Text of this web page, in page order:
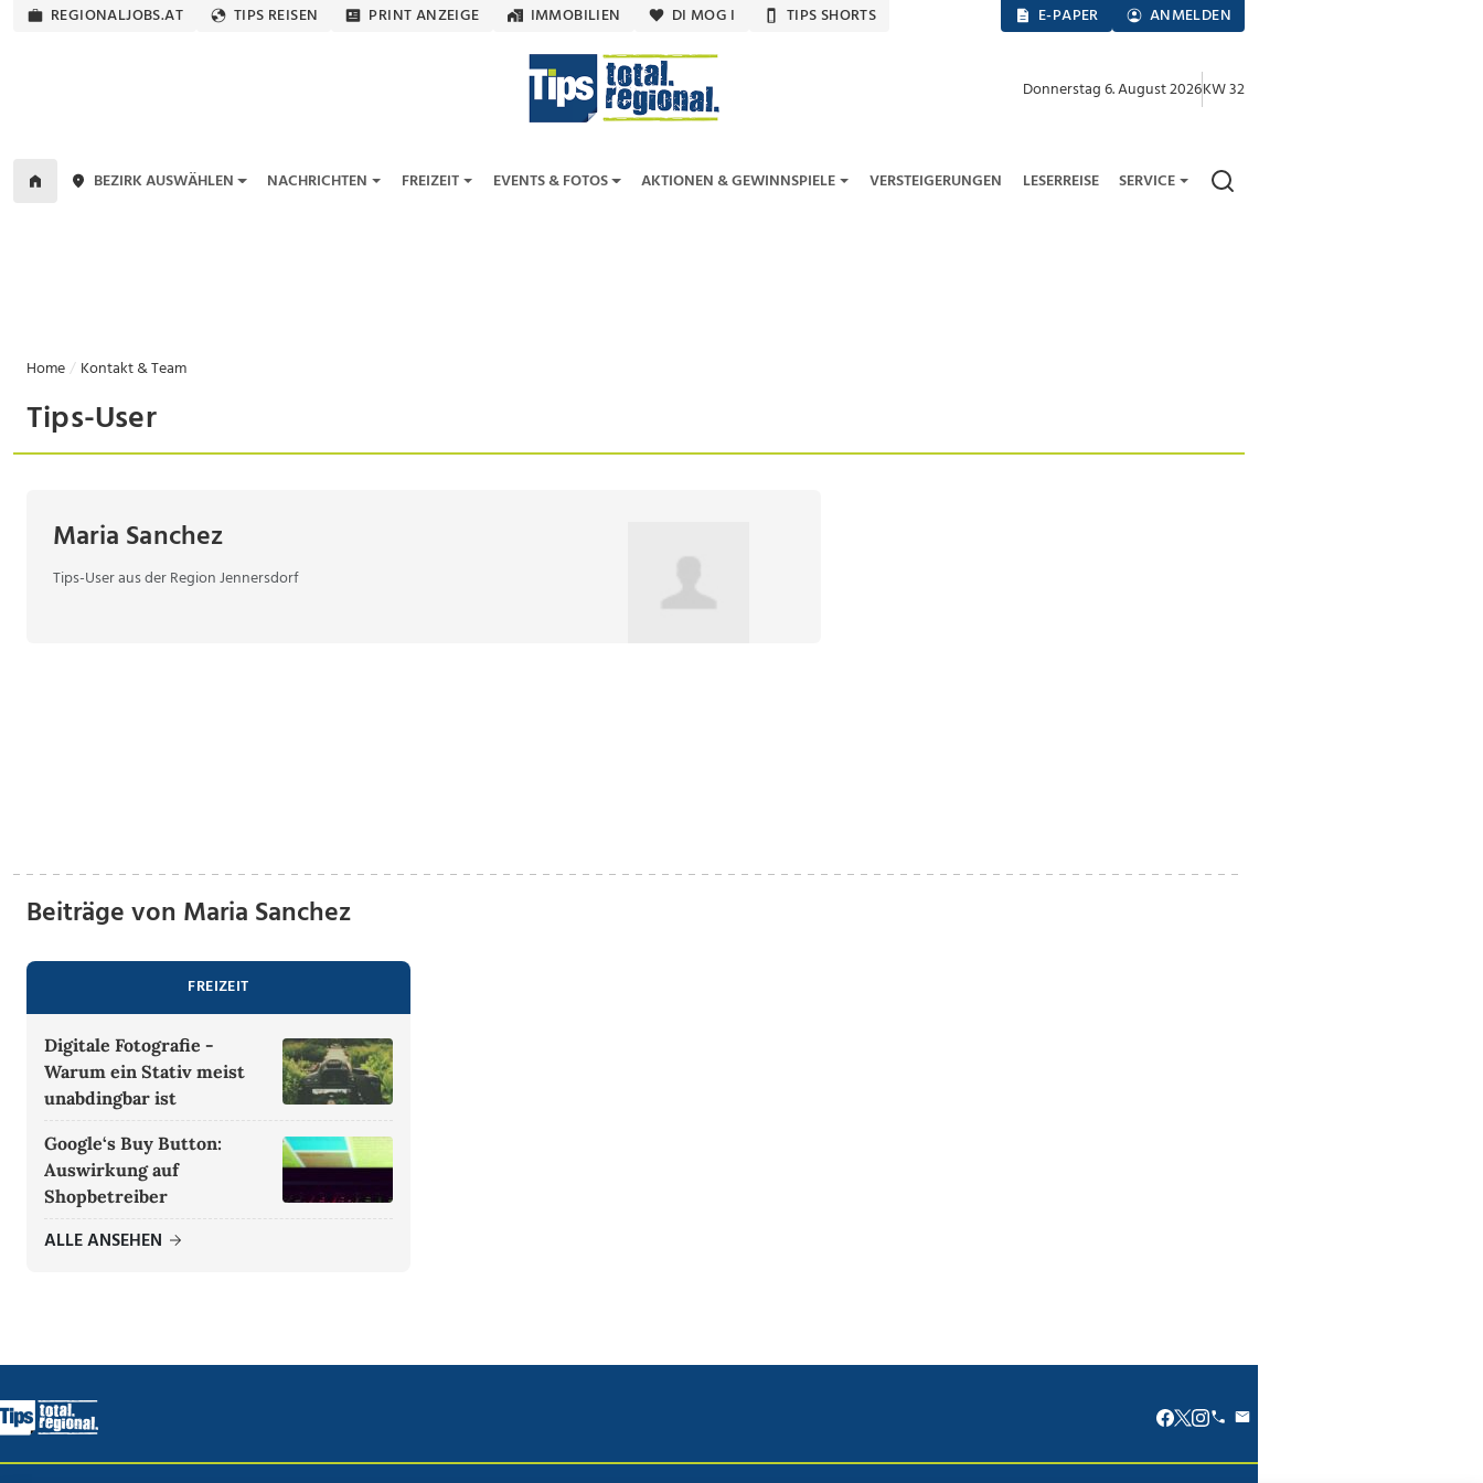
REGIONALJOBS.AT TIPS REISEN PRINT ANZEIGE IMMOBILIEN DI MOG I TIPS SHORTS E-PAPER ANMELDEN
Donnerstag 6. August 2026KW 32
BEZIRK AUSWÄHLEN NACHRICHTEN FREIZEIT EVENTS & FOTOS AKTIONEN & GEWINNSPIELE VERSTEIGERUNGEN LESERREISE SERVICE
Home Kontakt & Team
Tips-User
Maria Sanchez
Tips-User aus der Region Jennersdorf
Beiträge von Maria Sanchez
FREIZEIT
Digitale Fotografie -
Warum ein Stativ meist
unabdingbar ist
Google‘s Buy Button:
Auswirkung auf
Shopbetreiber
ALLE ANSEHEN